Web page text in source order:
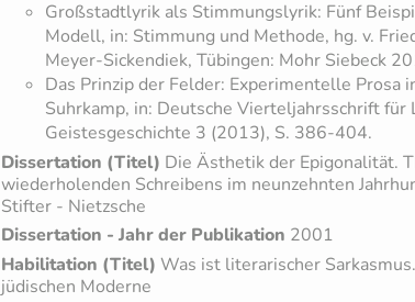
Großstadtlyrik als Stimmungslyrik: Fünf
Modell, in: Stimmung und Methode, hg. v.
Meyer-Sickendiek, Tübingen: Mohr Siebeck
Das Prinzip der Felder: Experimentelle Prosa
Suhrkamp, in: Deutsche Vierteljahrsschrift
Geistesgeschichte 3 (2013), S. 386-404.
Dissertation (Titel) Die Ästhetik der Epigonalität.
wiederholenden Schreibens im neunzehnten
Stifter - Nietzsche
Dissertation - Jahr der Publikation 2001
Habilitation (Titel) Was ist literarischer
jüdischen Moderne